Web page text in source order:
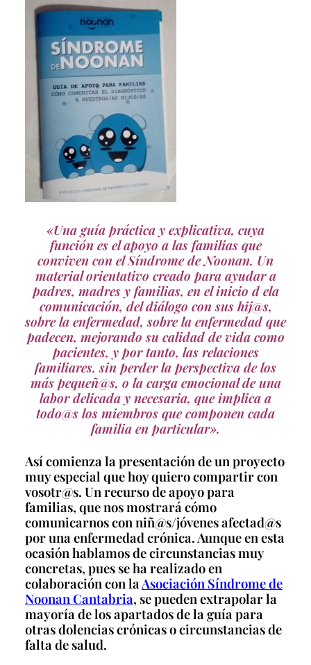
«Una guía práctica y explicativa, cuya
función es el apoyo a las familias que
conviven con el Síndrome de Noonan. Un
material orientativo creado para ayudar a
padres, madres y familias, en el inicio d ela
comunicación, del diálogo con sus hij@s,
sobre la enfermedad, sobre la enfermedad que
padecen, mejorando su calidad de vida como
pacientes, y por tanto, las relaciones
familiares. sin perder la perspectiva de los
más pequeñ@s, o la carga emocional de una
labor delicada y necesaria, que implica a
todo@s los miembros que componen cada
familia en particular».
Así comienza la presentación de un proyecto
muy especial que hoy quiero compartir con
vosotr@s. Un recurso de apoyo para
familias, que nos mostrará cómo
comunicarnos con niñ@s/jóvenes afectad@s
por una enfermedad crónica. Aunque en esta
ocasión hablamos de circunstancias muy
concretas, pues se ha realizado en
colaboración con la Asociación Síndrome de
Noonan Cantabria, se pueden extrapolar la
mayoría de los apartados de la guía para
otras dolencias crónicas o circunstancias de
falta de salud.